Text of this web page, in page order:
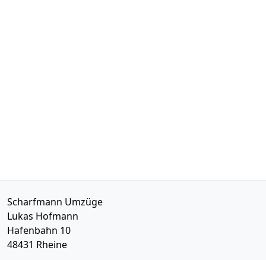
Scharfmann Umzüge
Lukas Hofmann
Hafenbahn 10
48431 Rheine